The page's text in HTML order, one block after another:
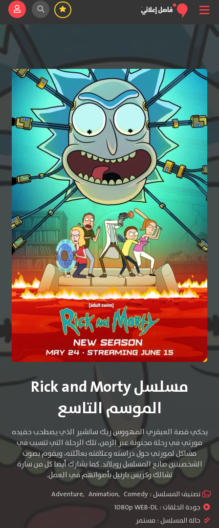
مسلسل Rick and Morty
الموسم التاسع
يحكي قصة العبقري المهووس ريك سانشير الذي يصطحب حفيده
مورتي في رحلة مجنونة عبر الزمن، تلك الرحلة التي تتسبب في
مشاكل لمورتي حول دراسته وعلاقته بعائلته، ويقوم بصوت
الشخصيتين صانع المسلسل رويلاند. كما يشارك أيضا كل من سارة
تشالك وكريس بارنيل بأصواتهم في العمل.
تصنيف المسلسل : Adventure, Animation, Comedy
جودة الحلقات :1080p WEB-DL
حالة المسلسل : مستمر